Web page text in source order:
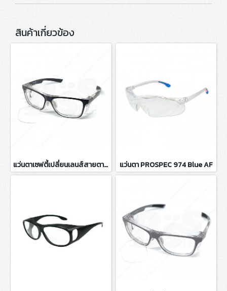
สินค้าเกี่ยวข้อง
แว่นตาเซฟตี้เปลี่ยนเลนส์สายตา กรอบสีดำ P15011 แว่นตา PROSPEC 974 Blue AF